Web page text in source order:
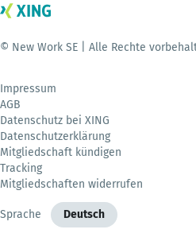
© New Work SE | Alle Rechte
Impressum
AGB
Datenschutz bei XING
Datenschutzerklärung
Mitgliedschaft kündigen
Tracking
Mitgliedschaften widerrufen
Sprache Deutsch